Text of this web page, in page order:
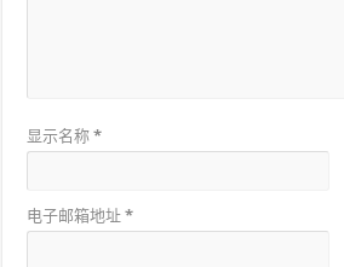
显示名称*
电子邮箱地址*